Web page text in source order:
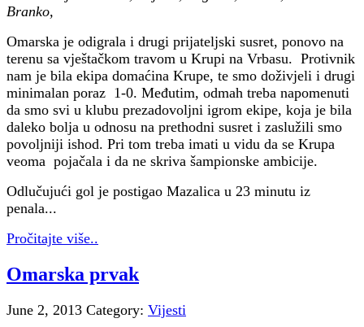
Branko,
Omarska je odigrala i drugi prijateljski susret, ponovo na
terenu sa vještačkom travom u Krupi na Vrbasu. Protivnik
nam je bila ekipa domaćina Krupe, te smo doživjeli i drugi
minimalan poraz 1-0. Međutim, odmah treba napomenuti
da smo svi u klubu prezadovoljni igrom ekipe, koja je bila
daleko bolja u odnosu na prethodni susret i zaslužili smo
povoljniji ishod. Pri tom treba imati u vidu da se Krupa
veoma pojačala i da ne skriva šampionske ambicije.
Odlučujući gol je postigao Mazalica u 23 minutu iz
penala...
Pročitajte više..
Omarska prvak
June 2, 2013 Category: Vijesti